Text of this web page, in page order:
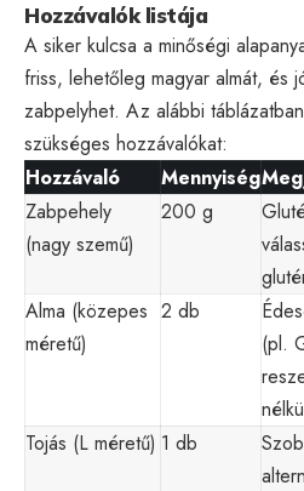
Hozzávalók listája
A siker kulcsa a minőségi
friss, lehetőleg magyar almát, és
zabpelyhet. Az alábbi
szükséges hozzávalókat:
Hozzávaló
Mennyiség
Zabpehely
(nagy szemű)
200 g
Alma (közepes
méretű)
2 db
(pl.
Tojás (L méretű) 1 db